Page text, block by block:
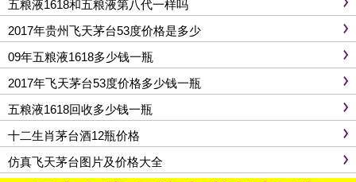
五粮液1618和五粮液第八代一样吗
2017年贵州飞天茅台53度价格是多少
09年五粮液1618多少钱一瓶
2017年飞天茅台53度价格多少钱一瓶
五粮液1618回收多少钱一瓶
十二生肖茅台酒12瓶价格
仿真飞天茅台图片及价格大全